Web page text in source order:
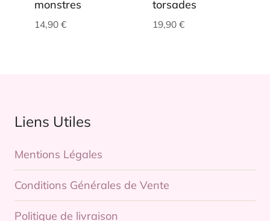
monstres
14,90 €
torsades
19,90 €
Liens Utiles
Mentions Légales
Conditions Générales de Vente
Politique de livraison